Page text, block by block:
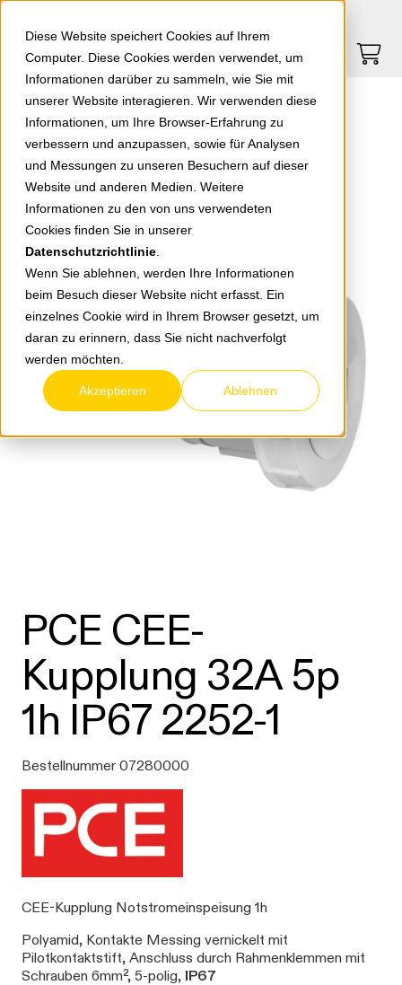
Diese Website speichert Cookies auf Ihrem
Computer. Diese Cookies werden verwendet, um
Informationen darüber zu sammeln, wie Sie mit
unserer Website interagieren. Wir verwenden diese
Informationen, um Ihre Browser-Erfahrung zu
verbessern und anzupassen, sowie für Analysen
und Messungen zu unseren Besuchern auf dieser
Website und anderen Medien. Weitere
Informationen zu den von uns verwendeten
Cookies finden Sie in unserer
Datenschutzrichtlinie
Wenn Sie ablehnen, werden Ihre Informationen
beim Besuch dieser Website nicht erfasst. Ein
einzelnes Cookie wird in Ihrem Browser gesetzt, um
daran zu erinnern, dass Sie nicht nachverfolgt
werden möchten.
Akzeptieren Ablehnen
Springe zu Hauptinhalt Springe zum Footer
0
zurück zur Übersicht
PCE CEE-
Kupplung 32A 5p
1h IP67 2252-1
Bestellnummer 07280000
CEE-Kupplung Notstromeinspeisung 1h
Polyamid, Kontakte Messing vernickelt mit
Pilotkontaktstift, Anschluss durch Rahmenklemmen mit
Schrauben 6mm², 5-polig, IP67